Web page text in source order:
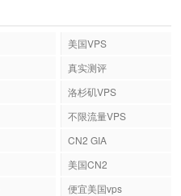
美国VPS
真实测评
洛杉矶VPS
不限流量VPS
CN2 GIA
美国CN2
便宜美国vps